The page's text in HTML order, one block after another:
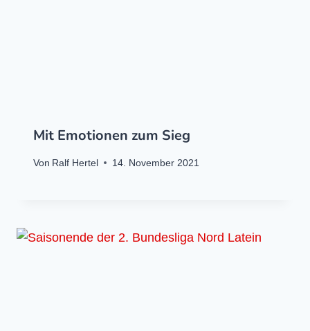
Mit Emotionen zum Sieg
Von Ralf Hertel 14. November 2021